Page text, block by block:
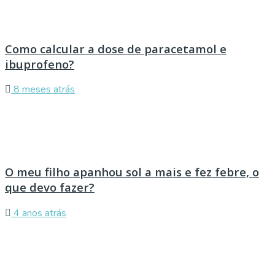
Como calcular a dose de paracetamol e
ibuprofeno?
8 meses atrás
O meu filho apanhou sol a mais e fez febre, o
que devo fazer?
4 anos atrás